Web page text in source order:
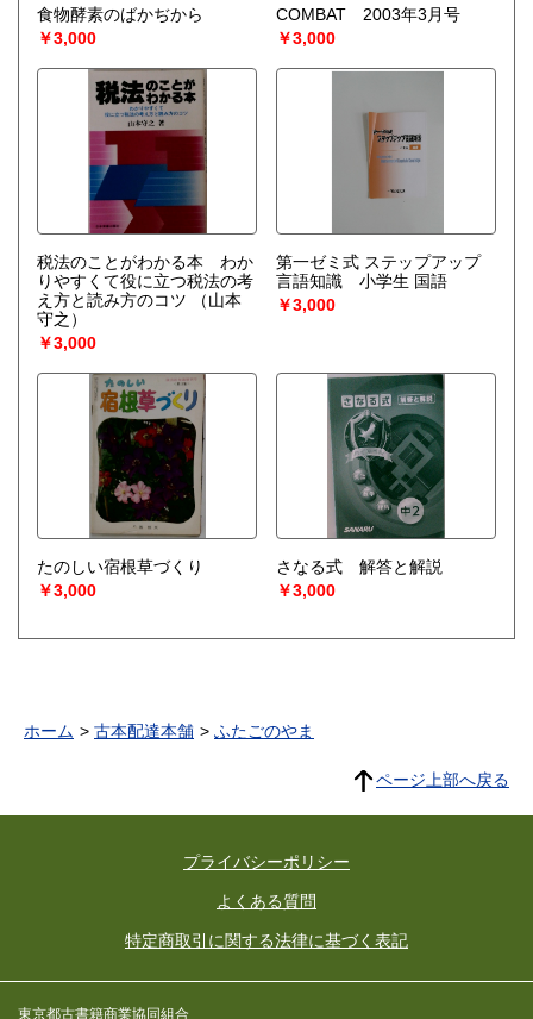
食物酵素のばかぢから
￥3,000
COMBAT 2003年3月号
￥3,000
税法のことがわかる本 わか
りやすくて役に立つ税法の考
え方と読み方のコツ
（山本
守之）
￥3,000
第一ゼミ式 ステップアップ
言語知識 小学生 国語
￥3,000
たのしい宿根草づくり
￥3,000
さなる式 解答と解説
￥3,000
ホーム 古本配達本舗 ふたごのやま
ページ上部へ戻る
プライバシーポリシー
よくある質問
特定商取引に関する法律に基づく表記
東京都古書籍商業協同組合